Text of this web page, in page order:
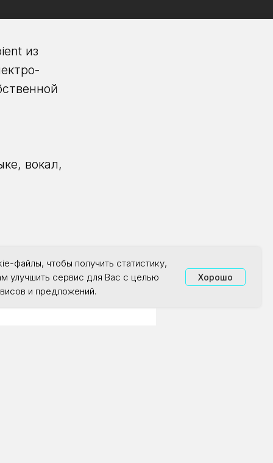
из
вокал,
файлы, чтобы получить статистику,
улучшить сервис для Вас с целью
и предложений.
Хорошо